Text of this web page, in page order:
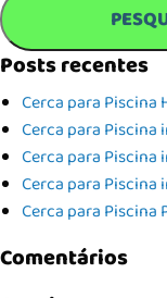
Posts recentes
Cerca para Piscina
Cerca para Piscina
Cerca para Piscina
Cerca para Piscina
Cerca para
Comentários